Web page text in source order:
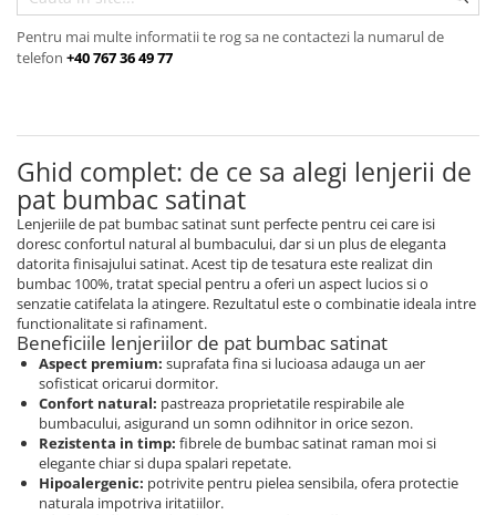
Cearceaf cu elastic
Cearceaf normal
Lenjerii De Pat Creponate
Lenjerii De Pat Bumbac Poplin,
Matlasate, 2 Persoane
Lenjerii De Pat Bumbac Satinat 2
Persoane
Lenjerii De Pat Volanase
Lenjerii De Pat, Finet Premium 3D,
2 Persoane
Lenjerii De Pat Jacquard
Lenjerii De Pat Catifea
Lenjerii De Pat Cocolino
Set Lenjerie De Pat Blana
Artificiala De Iepure, 6 Piese, 2
Pentru mai multe informatii te rog sa ne contactezi la numarul de
telefon +40 767 36 49 77
Ghid complet: de ce sa alegi lenjerii de
pat bumbac satinat
Lenjeriile de pat bumbac satinat sunt perfecte pentru cei care isi
doresc confortul natural al bumbacului, dar si un plus de eleganta
datorita finisajului satinat. Acest tip de tesatura este realizat din
bumbac 100%, tratat special pentru a oferi un aspect lucios si o
senzatie catifelata la atingere. Rezultatul este o combinatie ideala intre
functionalitate si rafinament.
Beneficiile lenjeriilor de pat bumbac satinat
Aspect premium: suprafata fina si lucioasa adauga un aer
sofisticat oricarui dormitor.
Confort natural: pastreaza proprietatile respirabile ale
bumbacului, asigurand un somn odihnitor in orice sezon.
Rezistenta in timp: fibrele de bumbac satinat raman moi si
elegante chiar si dupa spalari repetate.
Hipoalergenic: potrivite pentru pielea sensibila, ofera protectie
naturala impotriva iritatiilor.